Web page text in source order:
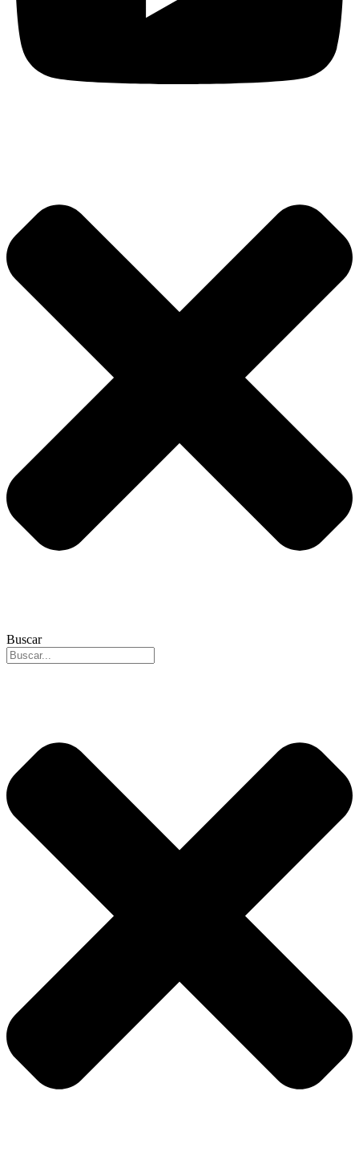
Buscar